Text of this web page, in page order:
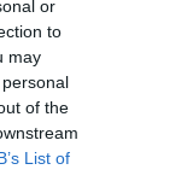
or
to
may
of the
List of